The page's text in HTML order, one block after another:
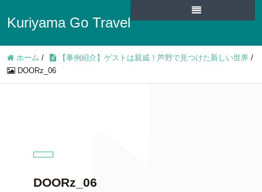
Kuriyama Go Travel
ホーム / 【事例紹介】ゲストは親戚！芦野で見つけた新しい世界 /
DOORz_06
DOORz_06